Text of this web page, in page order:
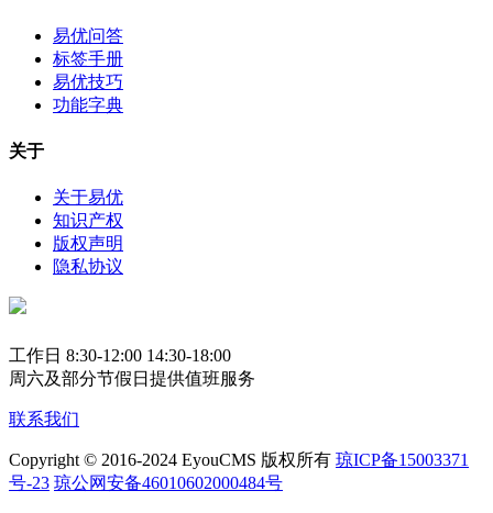
易优问答
标签手册
易优技巧
功能字典
关于
关于易优
知识产权
版权声明
隐私协议
工作日 8:30-12:00 14:30-18:00
周六及部分节假日提供值班服务
联系我们
Copyright © 2016-2024 EyouCMS 版权所有 琼ICP备15003371
号-23 琼公网安备46010602000484号